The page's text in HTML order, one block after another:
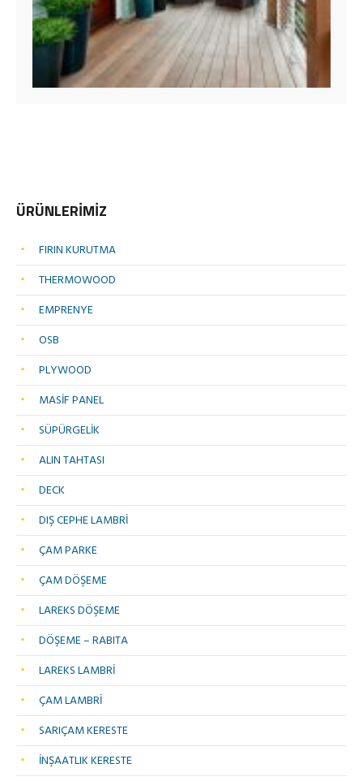
ÜRÜNLERİMİZ
FIRIN KURUTMA
THERMOWOOD
EMPRENYE
OSB
PLYWOOD
MASİF PANEL
SÜPÜRGELİK
ALIN TAHTASI
DECK
DIŞ CEPHE LAMBRİ
ÇAM PARKE
ÇAM DÖŞEME
LAREKS DÖŞEME
DÖŞEME – RABITA
LAREKS LAMBRİ
ÇAM LAMBRİ
SARIÇAM KERESTE
İNŞAATLIK KERESTE